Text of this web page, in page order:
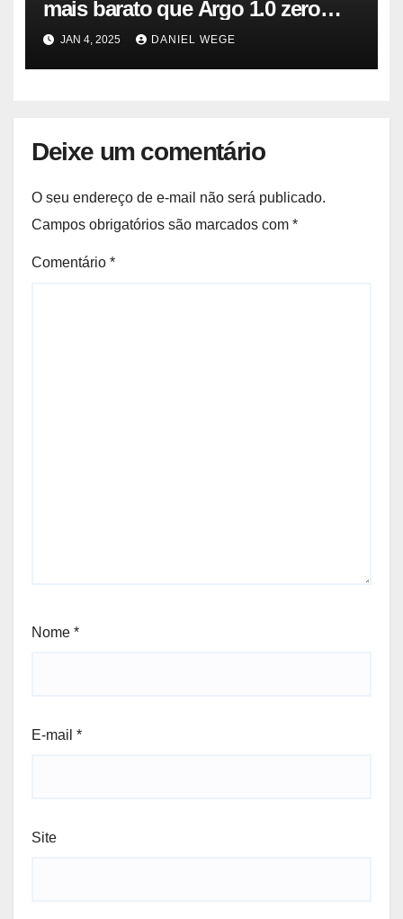
mais barato que Argo 1.0 zero
quilômetro
JAN 4, 2025 DANIEL WEGE
Deixe um comentário
O seu endereço de e-mail não será publicado.
Campos obrigatórios são marcados com *
Comentário *
Nome *
E-mail *
Site